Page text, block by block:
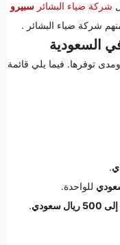
شركة ضياء البشائر سبيرو
شركة ضياء البشائر .
السعودية
توفرها. فيما يلي قائمة
.
للواحدة.
.